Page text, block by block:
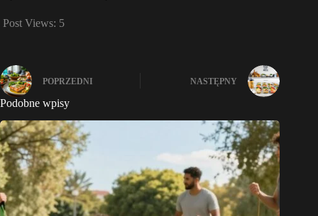
Post Views: 5
POPRZEDNI NASTĘPNY
Podobne wpisy